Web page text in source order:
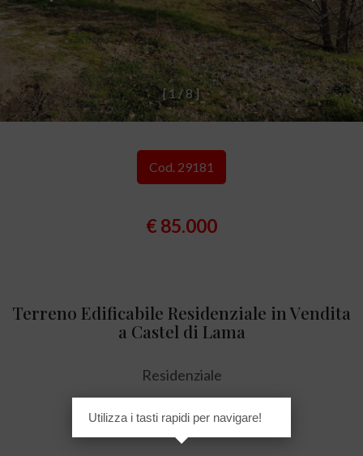
[1 / 8]
Cod. 29181
€ 85.000
Terreno Edificabile Residenziale in Vendita
a Castel di Lama
Residenziale
949 mq
Utilizza i tasti rapidi per navigare!